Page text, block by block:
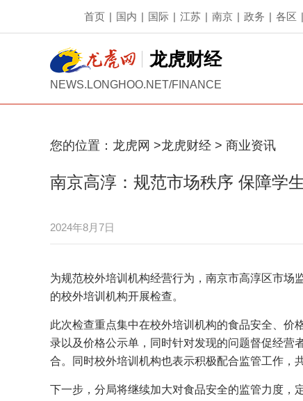
首页 | 国内 | 国际 | 江苏 | 南京 | 政务 | 各区 |
龙虎财经
NEWS.LONGHOO.NET/FINANCE
您的位置： 龙虎网 >龙虎财经 > 商业资讯
南京高淳：规范市场秩序 保障学
2024年8月7日
为规范校外培训机构经营行为，南京市高淳区市场
的校外培训机构开展检查。
此次检查重点集中在校外培训机构的食品安全、价
录以及价格公示单，同时针对发现的问题督促经营
合。同时校外培训机构也表示积极配合监管工作，
下一步，分局将继续加大对食品安全的监管力度，